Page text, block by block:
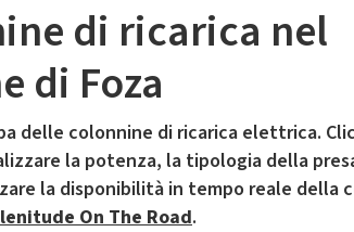
di ricarica nel
di Foza
delle colonnine di ricarica elettrica.
la potenza, la tipologia della
la disponibilità in tempo reale della
On The Road.